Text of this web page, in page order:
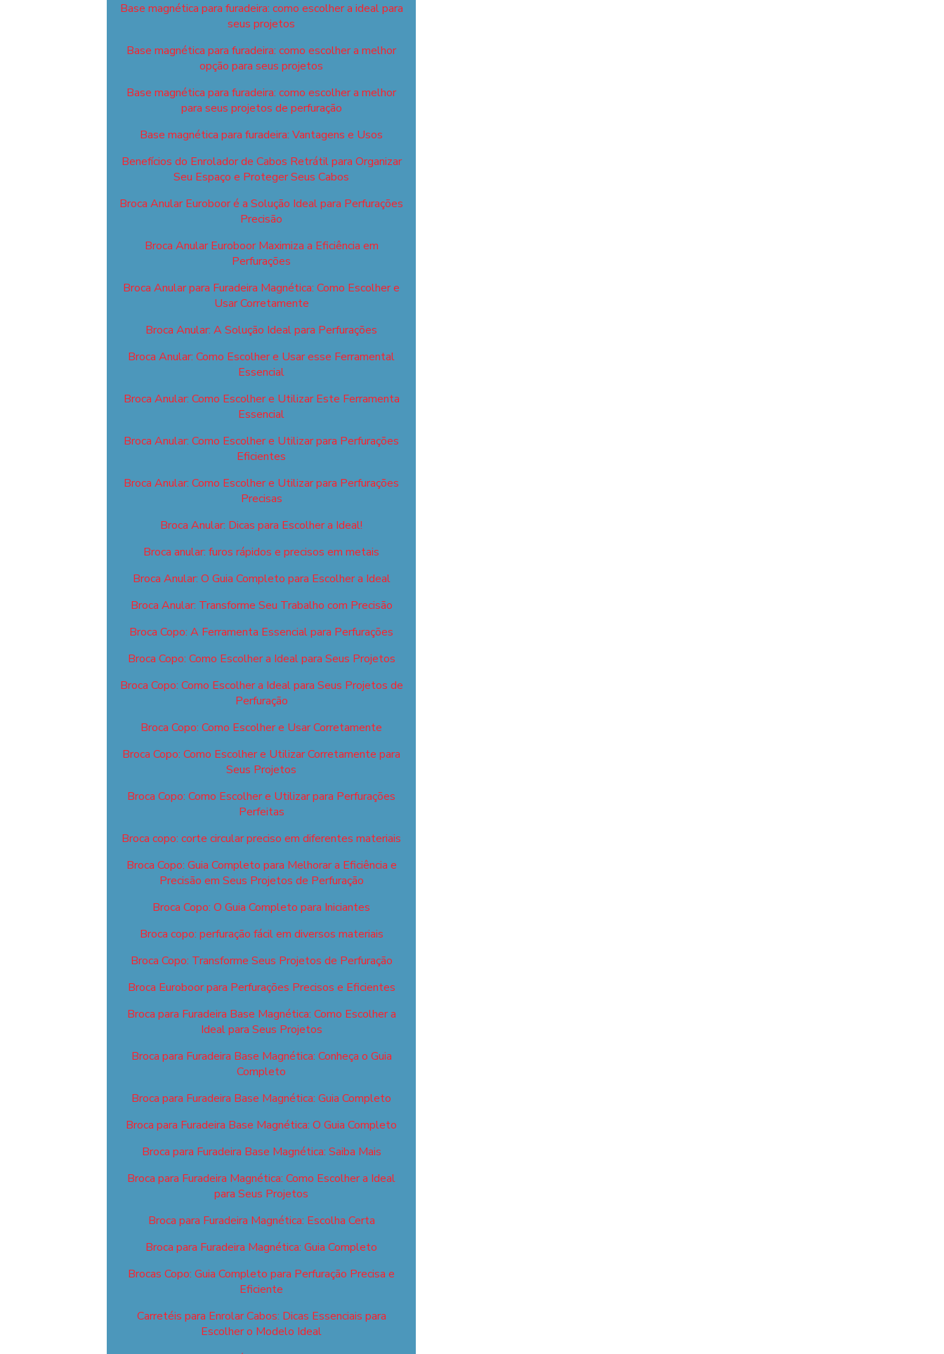
Base magnética para furadeira: como escolher a ideal para
seus projetos
Base magnética para furadeira: como escolher a melhor
opção para seus projetos
Base magnética para furadeira: como escolher a melhor
para seus projetos de perfuração
Base magnética para furadeira: Vantagens e Usos
Benefícios do Enrolador de Cabos Retrátil para Organizar
Seu Espaço e Proteger Seus Cabos
Broca Anular Euroboor é a Solução Ideal para Perfurações
Precisão
Broca Anular Euroboor Maximiza a Eficiência em
Perfurações
Broca Anular para Furadeira Magnética: Como Escolher e
Usar Corretamente
Broca Anular: A Solução Ideal para Perfurações
Broca Anular: Como Escolher e Usar esse Ferramental
Essencial
Broca Anular: Como Escolher e Utilizar Este Ferramenta
Essencial
Broca Anular: Como Escolher e Utilizar para Perfurações
Eficientes
Broca Anular: Como Escolher e Utilizar para Perfurações
Precisas
Broca Anular: Dicas para Escolher a Ideal!
Broca anular: furos rápidos e precisos em metais
Broca Anular: O Guia Completo para Escolher a Ideal
Broca Anular: Transforme Seu Trabalho com Precisão
Broca Copo: A Ferramenta Essencial para Perfurações
Broca Copo: Como Escolher a Ideal para Seus Projetos
Broca Copo: Como Escolher a Ideal para Seus Projetos de
Perfuração
Broca Copo: Como Escolher e Usar Corretamente
Broca Copo: Como Escolher e Utilizar Corretamente para
Seus Projetos
Broca Copo: Como Escolher e Utilizar para Perfurações
Perfeitas
Broca copo: corte circular preciso em diferentes materiais
Broca Copo: Guia Completo para Melhorar a Eficiência e
Precisão em Seus Projetos de Perfuração
Broca Copo: O Guia Completo para Iniciantes
Broca copo: perfuração fácil em diversos materiais
Broca Copo: Transforme Seus Projetos de Perfuração
Broca Euroboor para Perfurações Precisos e Eficientes
Broca para Furadeira Base Magnética: Como Escolher a
Ideal para Seus Projetos
Broca para Furadeira Base Magnética: Conheça o Guia
Completo
Broca para Furadeira Base Magnética: Guia Completo
Broca para Furadeira Base Magnética: O Guia Completo
Broca para Furadeira Base Magnética: Saiba Mais
Broca para Furadeira Magnética: Como Escolher a Ideal
para Seus Projetos
Broca para Furadeira Magnética: Escolha Certa
Broca para Furadeira Magnética: Guia Completo
Brocas Copo: Guia Completo para Perfuração Precisa e
Eficiente
Carretéis para Enrolar Cabos: Dicas Essenciais para
Escolher o Modelo Ideal